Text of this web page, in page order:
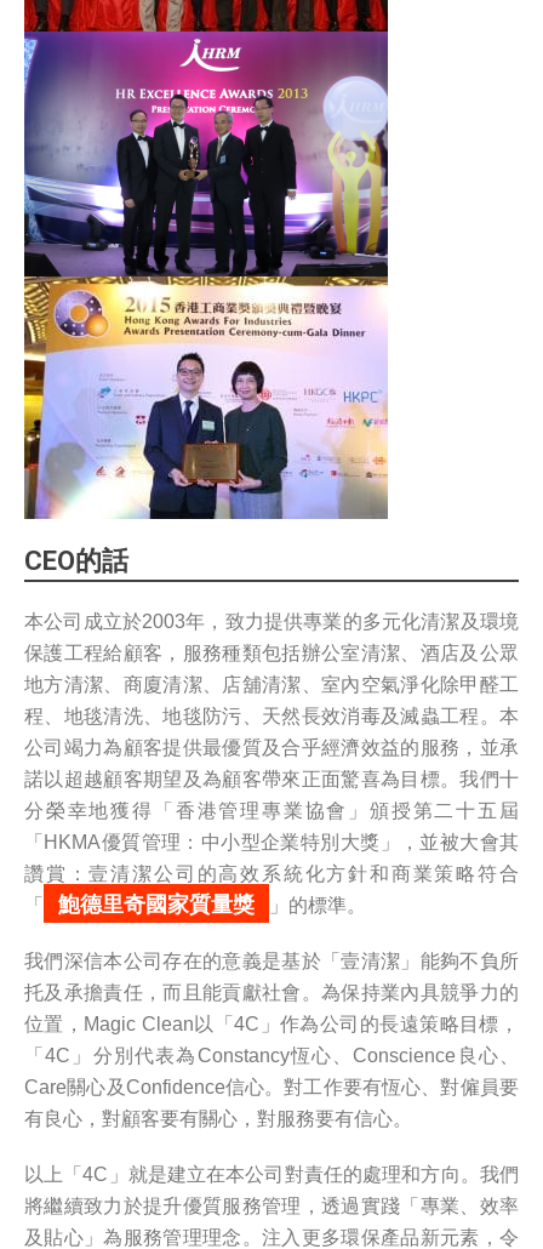
CEO的話
本公司成立於2003年，致力提供專業的多元化清潔及環境
保護工程給顧客，服務種類包括辦公室清潔、酒店及公眾
地方清潔、商廈清潔、店舖清潔、室內空氣淨化除甲醛工
程、地毯清洗、地毯防污、天然長效消毒及滅蟲工程。本
公司竭力為顧客提供最優質及合乎經濟效益的服務，並承
諾以超越顧客期望及為顧客帶來正面驚喜為目標。我們十
分榮幸地獲得「香港管理專業協會」頒授第二十五屆
「HKMA優質管理：中小型企業特別大獎」，並被大會其
讚賞：壹清潔公司的高效系統化方針和商業策略符合
「
鮑德里奇國家質量獎 」的標準。
我們深信本公司存在的意義是基於「壹清潔」能夠不負所
托及承擔責任，而且能貢獻社會。為保持業內具競爭力的
位置，Magic Clean以「4C」作為公司的長遠策略目標，
「4C」分別代表為Constancy恆心、Conscience良心、
Care關心及Confidence信心。對工作要有恆心、對僱員要
有良心，對顧客要有關心，對服務要有信心。
以上「4C」就是建立在本公司對責任的處理和方向。我們
將繼續致力於提升優質服務管理，透過實踐「專業、效率
及貼心」為服務管理理念。注入更多環保產品新元素，令